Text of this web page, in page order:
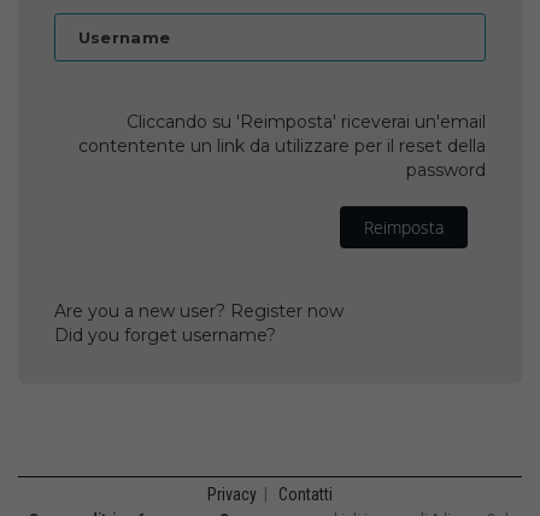
Username
Cliccando su 'Reimposta' riceverai un'email
contentente un link da utilizzare per il reset della
password
Reimposta
Are you a new user? Register now
Did you forget username?
Privacy Contatti